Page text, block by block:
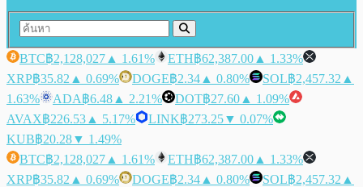
BTC฿2,128,027 ▲ 1.61% ETH฿62,387.00 ▲ 1.33%
XRP฿35.82 ▲ 0.69% DOGE฿2.34 ▲ 0.80% SOL฿2,457.32 ▲
1.63%
ADA฿6.48 ▲ 2.21% DOT฿27.60 ▲ 1.09%
AVAX฿226.53 ▲ 5.17% LINK฿273.25▼ 0.07%
KUB฿20.28▼ 1.49%
BTC฿2,128,027 ▲ 1.61% ETH฿62,387.00 ▲ 1.33%
XRP฿35.82 ▲ 0.69% DOGE฿2.34 ▲ 0.80% SOL฿2,457.32 ▲